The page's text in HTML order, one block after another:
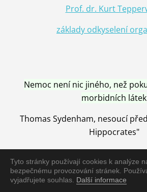
Tyto stránky používají cookies k analýze
bezpečnému provozování stránek.
vyjadřujete souhlas. Další informace
Prof. dr. Kurt
základy odkyselení
Nemoc není nic jiného, než
morbidních látek
Thomas Sydenham, nesoucí
Hippocrates"
Nemoc je vyléčena jen pomocí